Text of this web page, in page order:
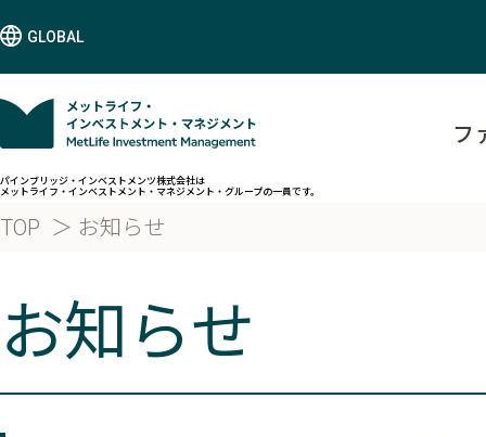
GLOBAL
パインブリッジ・インベストメンツ株式会社は
メットライフ・インベストメント・マネジメント・グループの一員です。
フ
TOP お知らせ
お知らせ